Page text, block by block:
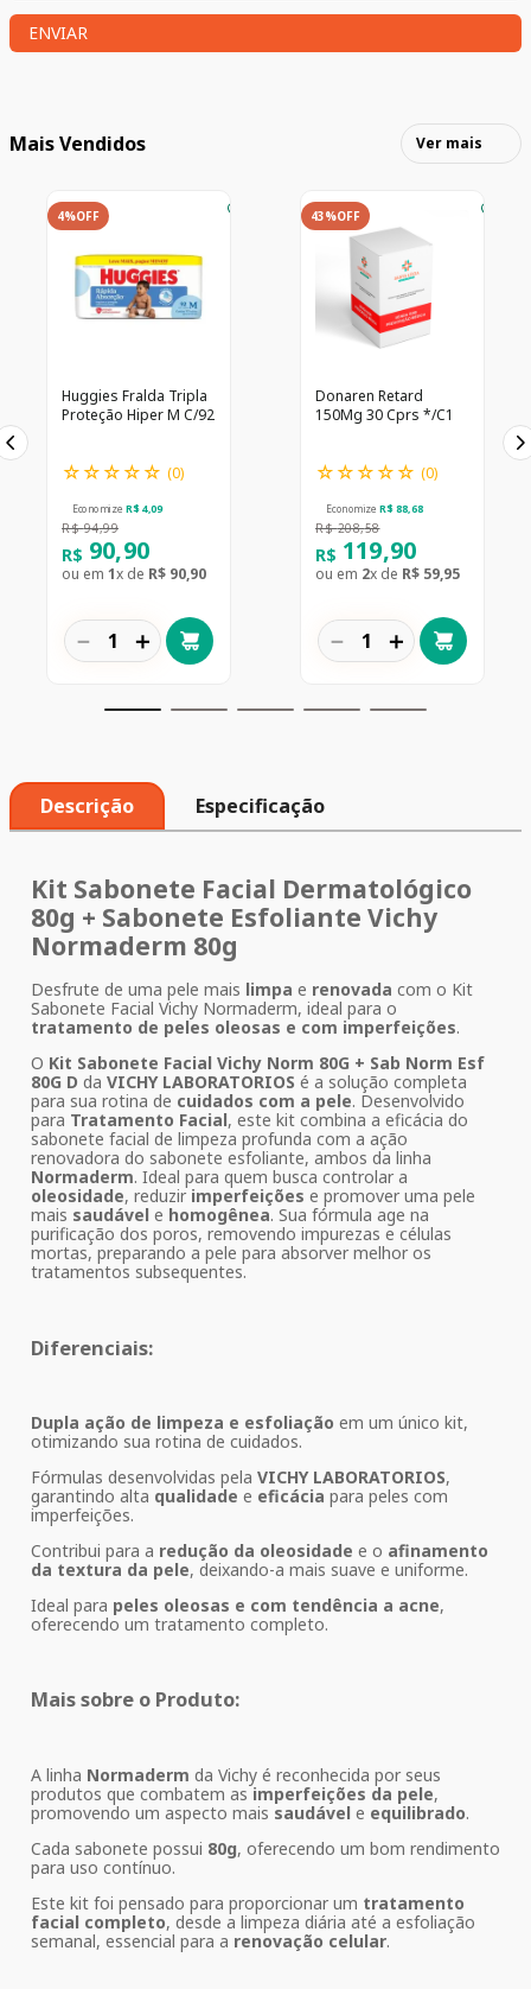
ENVIAR
Mais Vendidos Ver mais
4%OFF
Huggies Fralda Tripla
Proteção Hiper M C/92
☆☆☆☆☆ (0)
Economize R$ 4,09
R$ 94,99
R$ 90,90
ou em 1x de R$ 90,90
＋
－
43%OFF
Donaren Retard
150Mg 30 Cprs */C1
☆☆☆☆☆ (0)
Economize R$ 88,68
R$ 208,58
R$ 119,90
ou em 2x de R$ 59,95
＋
－
Descrição Especificação
Kit Sabonete Facial Dermatológico
80g + Sabonete Esfoliante Vichy
Normaderm 80g
Desfrute de uma pele mais limpa e renovada com o Kit
Sabonete Facial Vichy Normaderm, ideal para o
tratamento de peles oleosas e com imperfeições.
O Kit Sabonete Facial Vichy Norm 80G + Sab Norm Esf
80G D da VICHY LABORATORIOS é a solução completa
para sua rotina de cuidados com a pele. Desenvolvido
para Tratamento Facial, este kit combina a eficácia do
sabonete facial de limpeza profunda com a ação
renovadora do sabonete esfoliante, ambos da linha
Normaderm. Ideal para quem busca controlar a
oleosidade, reduzir imperfeições e promover uma pele
mais saudável e homogênea. Sua fórmula age na
purificação dos poros, removendo impurezas e células
mortas, preparando a pele para absorver melhor os
tratamentos subsequentes.
Diferenciais:
Dupla ação de limpeza e esfoliação em um único kit,
otimizando sua rotina de cuidados.
Fórmulas desenvolvidas pela VICHY LABORATORIOS,
garantindo alta qualidade e eficácia para peles com
imperfeições.
Contribui para a redução da oleosidade e o afinamento
da textura da pele, deixando-a mais suave e uniforme.
Ideal para peles oleosas e com tendência a acne,
oferecendo um tratamento completo.
Mais sobre o Produto:
A linha Normaderm da Vichy é reconhecida por seus
produtos que combatem asimperfeições da pele,
promovendo um aspecto mais saudável e equilibrado.
Cada sabonete possui 80g, oferecendo um bom rendimento
para uso contínuo.
Este kit foi pensado para proporcionar um tratamento
facial completo, desde a limpeza diária até a esfoliação
semanal, essencial para a renovação celular.